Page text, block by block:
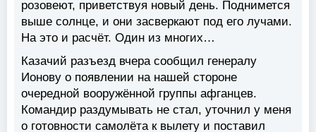
розовеют, приветствуя новый день. Поднимется
выше солнце, и они засверкают под его лучами.
На это и расчёт. Один из многих…
Казачий разъезд вчера сообщил генералу
Ионову о появлении на нашей стороне
очередной вооружённой группы афганцев.
Командир раздумывать не стал, уточнил у меня
о готовности самолёта к вылету и поставил